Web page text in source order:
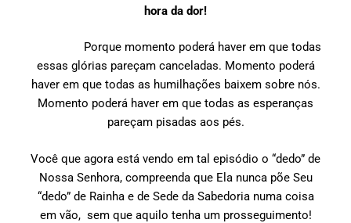
hora da dor!
Porque momento poderá haver em que todas
essas glórias pareçam canceladas. Momento poderá
haver em que todas as humilhações baixem sobre nós.
Momento poderá haver em que todas as esperanças
pareçam pisadas aos pés.
Você que agora está vendo em tal episódio o “dedo” de
Nossa Senhora, compreenda que Ela nunca põe Seu
“dedo” de Rainha e de Sede da Sabedoria numa coisa
em vão, sem que aquilo tenha um prosseguimento!